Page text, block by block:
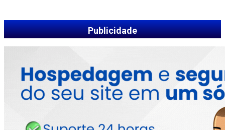
Publicidade